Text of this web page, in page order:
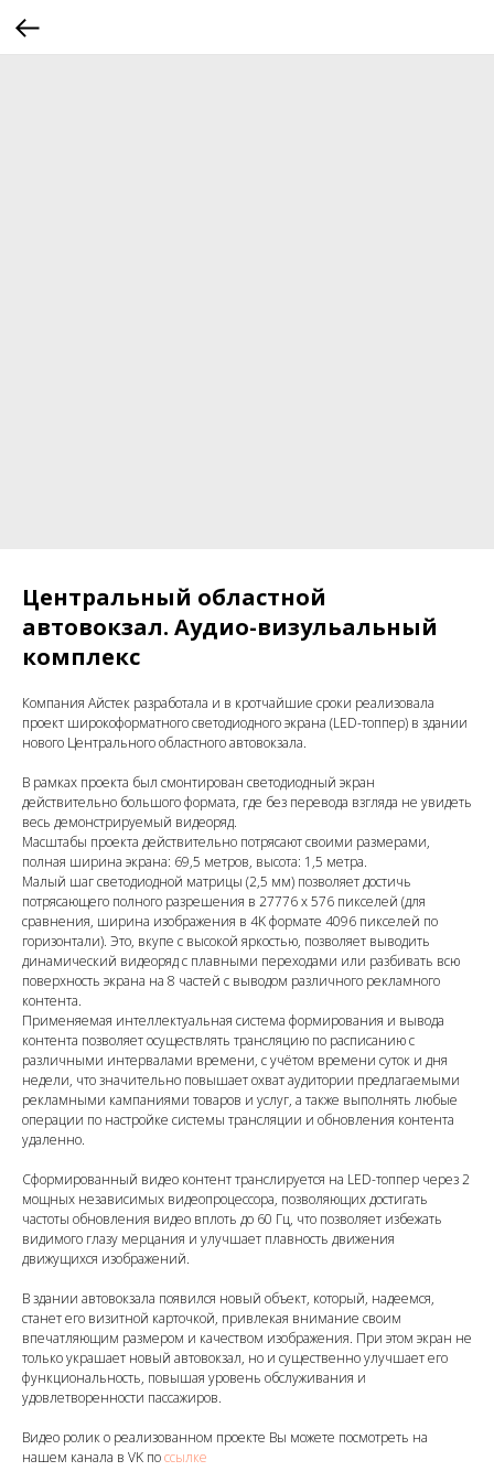
Центральный областной
автовокзал. Аудио-визульальный
комплекс
Компания Айстек разработала и в кротчайшие сроки реализовала
проект широкоформатного светодиодного экрана (LED-топпер) в здании
нового Центрального областного автовокзала.
В рамках проекта был смонтирован светодиодный экран
действительно большого формата, где без перевода взгляда не увидеть
весь демонстрируемый видеоряд.
Масштабы проекта действительно потрясают своими размерами,
полная ширина экрана: 69,5 метров, высота: 1,5 метра.
Малый шаг светодиодной матрицы (2,5 мм) позволяет достичь
потрясающего полного разрешения в 27776 х 576 пикселей (для
сравнения, ширина изображения в 4K формате 4096 пикселей по
горизонтали). Это, вкупе с высокой яркостью, позволяет выводить
динамический видеоряд с плавными переходами или разбивать всю
поверхность экрана на 8 частей с выводом различного рекламного
контента.
Применяемая интеллектуальная система формирования и вывода
контента позволяет осуществлять трансляцию по расписанию с
различными интервалами времени, с учётом времени суток и дня
недели, что значительно повышает охват аудитории предлагаемыми
рекламными кампаниями товаров и услуг, а также выполнять любые
операции по настройке системы трансляции и обновления контента
удаленно.
Сформированный видео контент транслируется на LED-топпер через 2
мощных независимых видеопроцессора, позволяющих достигать
частоты обновления видео вплоть до 60 Гц, что позволяет избежать
видимого глазу мерцания и улучшает плавность движения
движущихся изображений.
В здании автовокзала появился новый объект, который, надеемся,
станет его визитной карточкой, привлекая внимание своим
впечатляющим размером и качеством изображения. При этом экран не
только украшает новый автовокзал, но и существенно улучшает его
функциональность, повышая уровень обслуживания и
удовлетворенности пассажиров.
Видео ролик о реализованном проекте Вы можете посмотреть на
нашем канала в VK поссылке